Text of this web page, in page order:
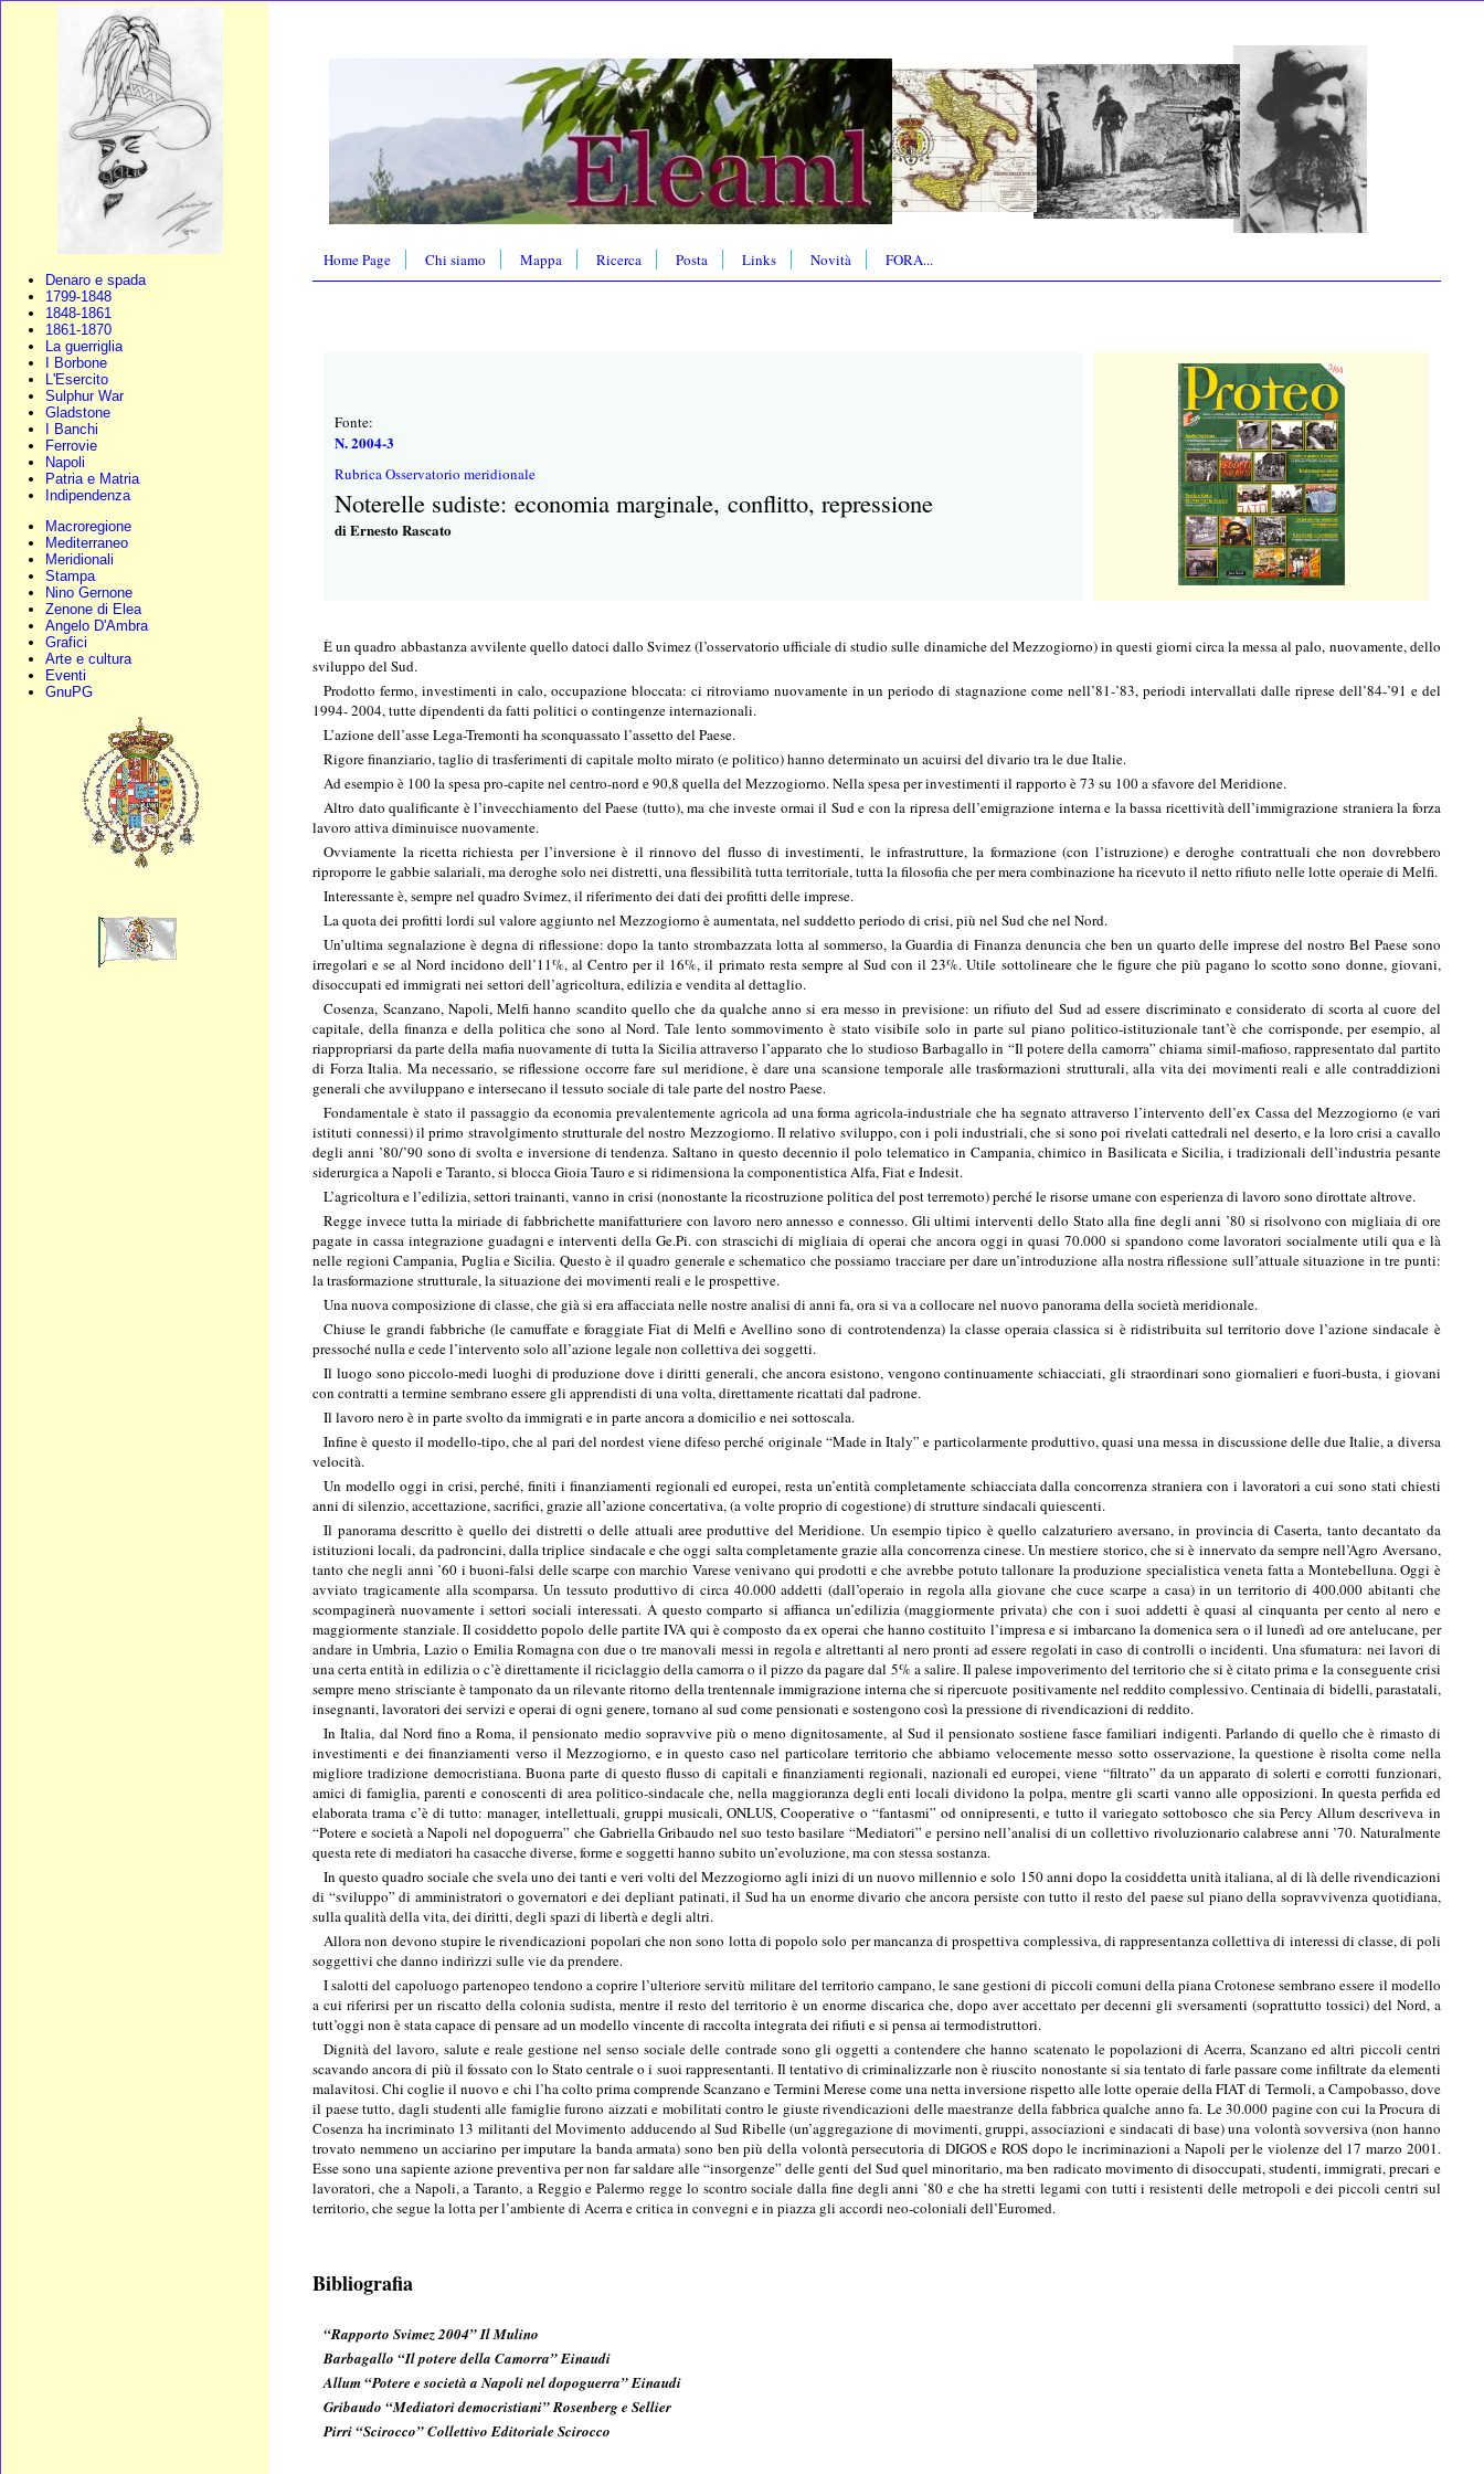
Denaro e spada
1799-1848
1848-1861
1861-1870
La guerriglia
I Borbone
L'Esercito
Sulphur War
Gladstone
I Banchi
Ferrovie
Napoli
Patria e Matria
Indipendenza
Macroregione
Mediterraneo
Meridionali
Stampa
Nino Gernone
Zenone di Elea
Angelo D'Ambra
Grafici
Arte e cultura
Eventi
GnuPG
Home Page Chi siamo Mappa Ricerca Posta Links Novità FORA...
Fonte:
N. 2004-3
Rubrica Osservatorio meridionale
Noterelle sudiste: economia marginale, conflitto, repressione
di Ernesto Rascato
È un quadro abbastanza avvilente quello datoci dallo Svimez (l’osservatorio ufficiale di studio sulle dinamiche del Mezzogiorno) in questi giorni circa la messa al palo, nuovamente, dello
sviluppo del Sud.
Prodotto fermo, investimenti in calo, occupazione bloccata: ci ritroviamo nuovamente in un periodo di stagnazione come nell’81-’83, periodi intervallati dalle riprese dell’84-’91 e del
1994- 2004, tutte dipendenti da fatti politici o contingenze internazionali.
L’azione dell’asse Lega-Tremonti ha sconquassato l’assetto del Paese.
Rigore finanziario, taglio di trasferimenti di capitale molto mirato (e politico) hanno determinato un acuirsi del divario tra le due Italie.
Ad esempio è 100 la spesa pro-capite nel centro-nord e 90,8 quella del Mezzogiorno. Nella spesa per investimenti il rapporto è 73 su 100 a sfavore del Meridione.
Altro dato qualificante è l’invecchiamento del Paese (tutto), ma che investe ormai il Sud e con la ripresa dell’emigrazione interna e la bassa ricettività dell’immigrazione straniera la forza
lavoro attiva diminuisce nuovamente.
Ovviamente la ricetta richiesta per l’inversione è il rinnovo del flusso di investimenti, le infrastrutture, la formazione (con l’istruzione) e deroghe contrattuali che non dovrebbero
riproporre le gabbie salariali, ma deroghe solo nei distretti, una flessibilità tutta territoriale, tutta la filosofia che per mera combinazione ha ricevuto il netto rifiuto nelle lotte operaie di Melfi.
Interessante è, sempre nel quadro Svimez, il riferimento dei dati dei profitti delle imprese.
La quota dei profitti lordi sul valore aggiunto nel Mezzogiorno è aumentata, nel suddetto periodo di crisi, più nel Sud che nel Nord.
Un’ultima segnalazione è degna di riflessione: dopo la tanto strombazzata lotta al sommerso, la Guardia di Finanza denuncia che ben un quarto delle imprese del nostro Bel Paese sono
irregolari e se al Nord incidono dell’11%, al Centro per il 16%, il primato resta sempre al Sud con il 23%. Utile sottolineare che le figure che più pagano lo scotto sono donne, giovani,
disoccupati ed immigrati nei settori dell’agricoltura, edilizia e vendita al dettaglio.
Cosenza, Scanzano, Napoli, Melfi hanno scandito quello che da qualche anno si era messo in previsione: un rifiuto del Sud ad essere discriminato e considerato di scorta al cuore del
capitale, della finanza e della politica che sono al Nord. Tale lento sommovimento è stato visibile solo in parte sul piano politico-istituzionale tant’è che corrisponde, per esempio, al
riappropriarsi da parte della mafia nuovamente di tutta la Sicilia attraverso l’apparato che lo studioso Barbagallo in “Il potere della camorra” chiama simil-mafioso, rappresentato dal partito
di Forza Italia. Ma necessario, se riflessione occorre fare sul meridione, è dare una scansione temporale alle trasformazioni strutturali, alla vita dei movimenti reali e alle contraddizioni
generali che avviluppano e intersecano il tessuto sociale di tale parte del nostro Paese.
Fondamentale è stato il passaggio da economia prevalentemente agricola ad una forma agricola-industriale che ha segnato attraverso l’intervento dell’ex Cassa del Mezzogiorno (e vari
istituti connessi) il primo stravolgimento strutturale del nostro Mezzogiorno. Il relativo sviluppo, con i poli industriali, che si sono poi rivelati cattedrali nel deserto, e la loro crisi a cavallo
degli anni ’80/’90 sono di svolta e inversione di tendenza. Saltano in questo decennio il polo telematico in Campania, chimico in Basilicata e Sicilia, i tradizionali dell’industria pesante
siderurgica aNapoli e Taranto, si blocca Gioia Tauro e si ridimensiona la componentistica Alfa, Fiat e Indesit.
L’agricoltura e l’edilizia, settori trainanti, vanno in crisi (nonostante la ricostruzione politica del post terremoto) perché le risorse umane con esperienza di lavoro sono dirottate altrove.
Regge invece tutta la miriade di fabbrichette manifatturiere con lavoro nero annesso e connesso. Gli ultimi interventi dello Stato alla fine degli anni ’80 si risolvono con migliaia di ore
pagate in cassa integrazione guadagni e interventi della Ge.Pi. con strascichi di migliaia di operai che ancora oggi in quasi 70.000 si spandono come lavoratori socialmente utili qua e là
nelle regioni Campania, Puglia e Sicilia. Questo è il quadro generale e schematico che possiamo tracciare per dare un’introduzione alla nostra riflessione sull’attuale situazione in tre punti:
la trasformazione strutturale, la situazione dei movimenti reali e le prospettive.
Una nuova composizione di classe, che già si era affacciata nelle nostre analisi di anni fa, ora si va a collocare nel nuovo panorama della società meridionale.
Chiuse le grandi fabbriche (le camuffate e foraggiate Fiat di Melfi e Avellino sono di controtendenza) la classe operaia classica si è ridistribuita sul territorio dove l’azione sindacale è
pressoché nulla e cede l’intervento solo all’azione legale non collettiva dei soggetti.
Il luogo sono piccolo-medi luoghi di produzione dove i diritti generali, che ancora esistono, vengono continuamente schiacciati, gli straordinari sono giornalieri e fuori-busta, i giovani
con contratti a termine sembrano essere gli apprendisti di una volta, direttamente ricattati dal padrone.
Il lavoro nero è in parte svolto da immigrati e in parte ancora a domicilio e nei sottoscala.
Infine è questo il modello-tipo, che al pari del nordest viene difeso perché originale “Made in Italy” e particolarmente produttivo, quasi una messa in discussione delle due Italie, a diversa
velocità.
Un modello oggi in crisi, perché, finiti i finanziamenti regionali ed europei, resta un’entità completamente schiacciata dalla concorrenza straniera con i lavoratori a cui sono stati chiesti
anni di silenzio, accettazione, sacrifici, grazie all’azione concertativa, (a volte proprio di cogestione) di strutture sindacali quiescenti.
Il panorama descritto è quello dei distretti o delle attuali aree produttive del Meridione. Un esempio tipico è quello calzaturiero aversano, in provincia di Caserta, tanto decantato da
istituzioni locali, da padroncini, dalla triplice sindacale e che oggi salta completamente grazie alla concorrenza cinese. Un mestiere storico, che si è innervato da sempre nell’Agro Aversano,
tanto che negli anni ’60 i buoni-falsi delle scarpe con marchio Varese venivano qui prodotti e che avrebbe potuto tallonare la produzione specialistica veneta fatta a Montebelluna. Oggi è
avviato tragicamente alla scomparsa. Un tessuto produttivo di circa 40.000 addetti (dall’operaio in regola alla giovane che cuce scarpe a casa) in un territorio di 400.000 abitanti che
scompaginerà nuovamente i settori sociali interessati. A questo comparto si affianca un’edilizia (maggiormente privata) che con i suoi addetti è quasi al cinquanta per cento al nero e
maggiormente stanziale. Il cosiddetto popolo delle partite IVA qui è composto da ex operai che hanno costituito l’impresa e si imbarcano la domenica sera o il lunedì ad ore antelucane, per
andare in Umbria, Lazio o Emilia Romagna con due o tre manovali messi in regola e altrettanti al nero pronti ad essere regolati in caso di controlli o incidenti. Una sfumatura: nei lavori di
una certa entità in edilizia o c’è direttamente il riciclaggio della camorra o il pizzo da pagare dal 5% a salire. Il palese impoverimento del territorio che si è citato prima e la conseguente crisi
sempre meno strisciante è tamponato da un rilevante ritorno della trentennale immigrazione interna che si ripercuote positivamente nel reddito complessivo. Centinaia di bidelli, parastatali,
insegnanti, lavoratori dei servizi e operai di ogni genere, tornano al sud come pensionati e sostengono così la pressione di rivendicazioni di reddito.
In Italia, dal Nord fino a Roma, il pensionato medio sopravvive più o meno dignitosamente, al Sud il pensionato sostiene fasce familiari indigenti. Parlando di quello che è rimasto di
investimenti e dei finanziamenti verso il Mezzogiorno, e in questo caso nel particolare territorio che abbiamo velocemente messo sotto osservazione, la questione è risolta come nella
migliore tradizione democristiana. Buona parte di questo flusso di capitali e finanziamenti regionali, nazionali ed europei, viene “filtrato” da un apparato di solerti e corrotti funzionari,
amici di famiglia, parenti e conoscenti di area politico-sindacale che, nella maggioranza degli enti locali dividono la polpa, mentre gli scarti vanno alle opposizioni. In questa perfida ed
elaborata trama c’è di tutto: manager, intellettuali, gruppi musicali, ONLUS, Cooperative o “fantasmi” od onnipresenti, e tutto il variegato sottobosco che sia Percy Allum descriveva in
“Potere e società aNapoli nel dopoguerra” che Gabriella Gribaudo nel suo testo basilare “Mediatori” e persino nell’analisi di un collettivo rivoluzionario calabrese anni ’70. Naturalmente
questa rete di mediatori ha casacche diverse, forme e soggetti hanno subito un’evoluzione, ma con stessa sostanza.
In questo quadro sociale che svela uno dei tanti e veri volti del Mezzogiorno agli inizi di un nuovo millennio e solo 150 anni dopo la cosiddetta unità italiana, al di là delle rivendicazioni
di “sviluppo” di amministratori o governatori e dei depliant patinati, il Sud ha un enorme divario che ancora persiste con tutto il resto del paese sul piano della sopravvivenza quotidiana,
sulla qualità della vita, dei diritti, degli spazi di libertà e degli altri.
Allora non devono stupire le rivendicazioni popolari che non sono lotta di popolo solo per mancanza di prospettiva complessiva, di rappresentanza collettiva di interessi di classe, di poli
soggettivi che danno indirizzi sulle vie da prendere.
I salotti del capoluogo partenopeo tendono a coprire l’ulteriore servitù militare del territorio campano, le sane gestioni di piccoli comuni della piana Crotonese sembrano essere il modello
a cui riferirsi per un riscatto della colonia sudista, mentre il resto del territorio è un enorme discarica che, dopo aver accettato per decenni gli sversamenti (soprattutto tossici) del Nord, a
tutt’oggi non è stata capace di pensare ad un modello vincente di raccolta integrata dei rifiuti e si pensa ai termodistruttori.
Dignità del lavoro, salute e reale gestione nel senso sociale delle contrade sono gli oggetti a contendere che hanno scatenato le popolazioni di Acerra, Scanzano ed altri piccoli centri
scavando ancora di più il fossato con lo Stato centrale o i suoi rappresentanti. Il tentativo di criminalizzarle non è riuscito nonostante si sia tentato di farle passare come infiltrate da elementi
malavitosi. Chi coglie il nuovo e chi l’ha colto prima comprende Scanzano e Termini Merese come una netta inversione rispetto alle lotte operaie della FIAT di Termoli, a Campobasso, dove
il paese tutto, dagli studenti alle famiglie furono aizzati e mobilitati contro le giuste rivendicazioni delle maestranze della fabbrica qualche anno fa. Le 30.000 pagine con cui la Procura di
Cosenza ha incriminato 13 militanti del Movimento adducendo al Sud Ribelle (un’aggregazione di movimenti, gruppi, associazioni e sindacati di base) una volontà sovversiva (non hanno
trovato nemmeno un acciarino per imputare la banda armata) sono ben più della volontà persecutoria di DIGOS e ROS dopo le incriminazioni aNapoli per le violenze del 17 marzo 2001.
Esse sono una sapiente azione preventiva per non far saldare alle “insorgenze” delle genti del Sud quel minoritario, ma ben radicato movimento di disoccupati, studenti, immigrati, precari e
lavoratori, che a Napoli, a Taranto, a Reggio e Palermo regge lo scontro sociale dalla fine degli anni ’80 e che ha stretti legami con tutti i resistenti delle metropoli e dei piccoli centri sul
territorio, che segue la lotta per l’ambiente di Acerra e critica in convegni e in piazza gli accordi neo-coloniali dell’Euromed.
Bibliografia
“Rapporto Svimez 2004” Il Mulino
Barbagallo “Il potere della Camorra” Einaudi
Allum “Potere e società a Napoli nel dopoguerra” Einaudi
Gribaudo “Mediatori democristiani” Rosenberg e Sellier
Pirri “Scirocco” Collettivo Editoriale Scirocco